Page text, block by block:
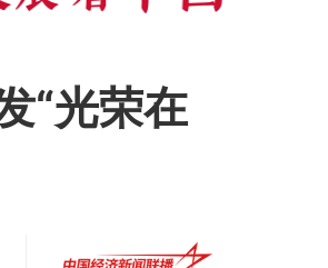
“光荣在